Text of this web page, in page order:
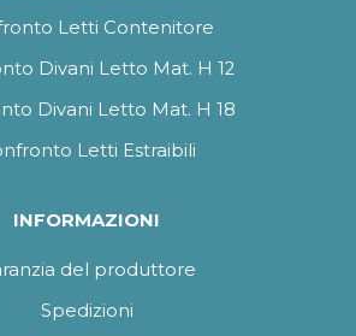
Letti Contenitore
Divani Letto Mat. H 12
Divani Letto Mat. H 18
Letti Estraibili
INFORMAZIONI
del produttore
Spedizioni